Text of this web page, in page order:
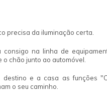
precisa da iluminação certa.
consigo na linha de
chão junto ao automóvel.
destino e a casa as funções
o seu caminho.